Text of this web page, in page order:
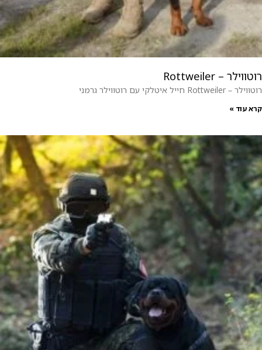
רוטווילר – Rottweiler
רוטווילר – Rottweiler חייל איטלקי עם רוטווילר גרמני
קרא עוד »